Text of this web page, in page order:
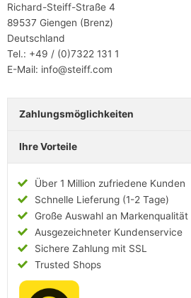
Richard-Steiff-Straße 4
89537 Giengen (Brenz)
Deutschland
Tel.: +49 / (0)7322 131 1
E-Mail: info@steiff.com
Zahlungsmöglichkeiten
Ihre Vorteile
Über 1 Million zufriedene Kunden
Schnelle Lieferung (1-2 Tage)
Große Auswahl an Markenqualität
Ausgezeichneter Kundenservice
Sichere Zahlung mit SSL
Trusted Shops